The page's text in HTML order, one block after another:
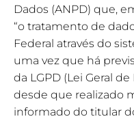
Dados (ANPD) que,
“o tratamento de
Federal através do
uma vez que há
da LGPD (Lei Geral
desde que realizado
informado do titular